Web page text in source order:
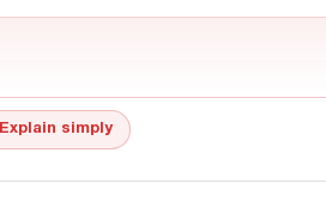
Explain simply